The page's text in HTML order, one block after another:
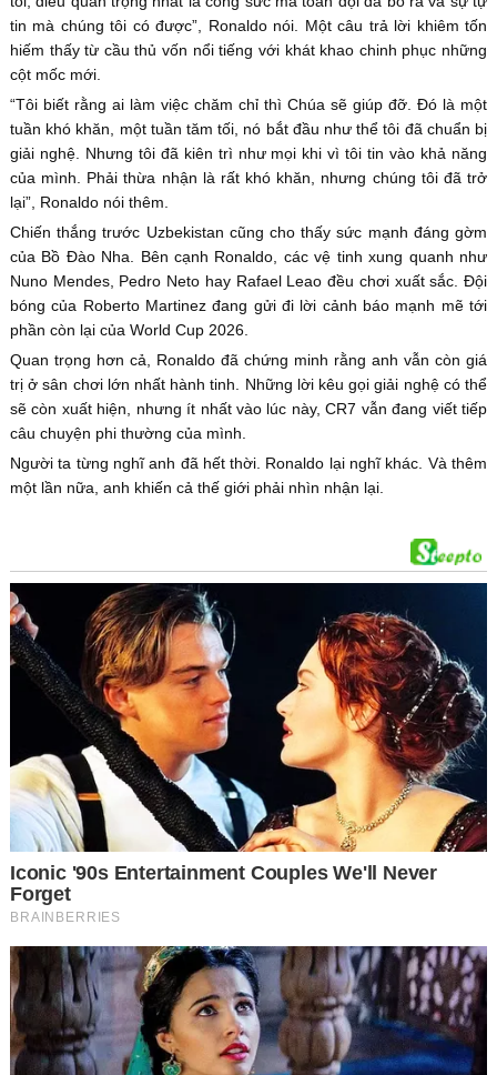
tin mà chúng tôi có được”, Ronaldo nói. Một câu trả lời khiêm tốn
hiếm thấy từ cầu thủ vốn nổi tiếng với khát khao chinh phục những
cột mốc mới.
“Tôi biết rằng ai làm việc chăm chỉ thì Chúa sẽ giúp đỡ. Đó là một
tuần khó khăn, một tuần tăm tối, nó bắt đầu như thể tôi đã chuẩn bị
giải nghệ. Nhưng tôi đã kiên trì như mọi khi vì tôi tin vào khả năng
của mình. Phải thừa nhận là rất khó khăn, nhưng chúng tôi đã trở
lại”, Ronaldo nói thêm.
Chiến thắng trước Uzbekistan cũng cho thấy sức mạnh đáng gờm
của Bồ Đào Nha. Bên cạnh Ronaldo, các vệ tinh xung quanh như
Nuno Mendes, Pedro Neto hay Rafael Leao đều chơi xuất sắc. Đội
bóng của Roberto Martinez đang gửi đi lời cảnh báo mạnh mẽ tới
phần còn lại của World Cup 2026.
Quan trọng hơn cả, Ronaldo đã chứng minh rằng anh vẫn còn giá
trị ở sân chơi lớn nhất hành tinh. Những lời kêu gọi giải nghệ có thể
sẽ còn xuất hiện, nhưng ít nhất vào lúc này, CR7 vẫn đang viết tiếp
câu chuyện phi thường của mình.
Người ta từng nghĩ anh đã hết thời. Ronaldo lại nghĩ khác. Và thêm
một lần nữa, anh khiến cả thế giới phải nhìn nhận lại.